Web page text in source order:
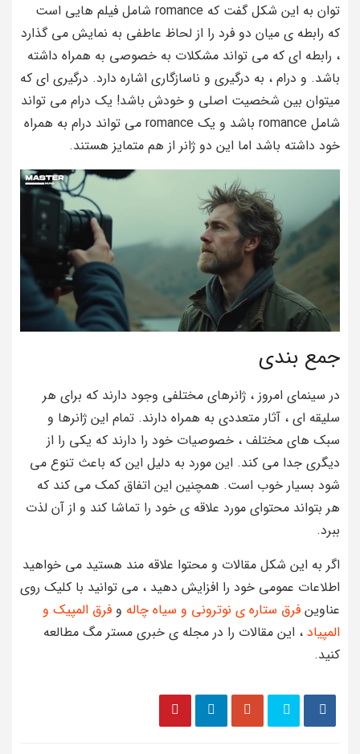
توان به این شکل گفت که romance شامل فیلم هایی است
که رابطه ی میان دو فرد را از لحاظ عاطفی به نمایش می گذارد
، رابطه ای که می تواند مشکلات به خصوصی به همراه داشته
باشد. و درام ، به درگیری و ناسازگاری اشاره دارد. درگیری ای که
میتوان بین شخصیت اصلی و خودش باشد! یک درام می تواند
شامل romance باشد و یک romance می تواند درام به همراه
خود داشته باشد اما این دو ژانر از هم متمایز هستند.
جمع بندی
در سینمای امروز ، ژانرهای مختلفی وجود دارند که برای هر
سلیقه ای ، آثار متعددی به همراه دارند. تمام این ژانرها و
سبک های مختلف ، خصوصیات خود را دارند که یکی را از
دیگری جدا می کند. این مورد به دلیل این که باعث تنوع می
شود بسیار خوب است. همچنین این اتفاق کمک می کند که
هر بتواند محتوای مورد علاقه ی خود را تماشا کند و از آن لذت
ببرد.
اگر به این شکل مقالات و محتوا علاقه مند هستید می خواهید
اطلاعات عمومی خود را افزایش دهید ، می توانید با کلیک روی
عناوین فرق ستاره ی نوترونی و سیاه چاله و فرق المپیک و
المپیاد ، این مقالات را در مجله ی خبری مستر مگ مطالعه
کنید.